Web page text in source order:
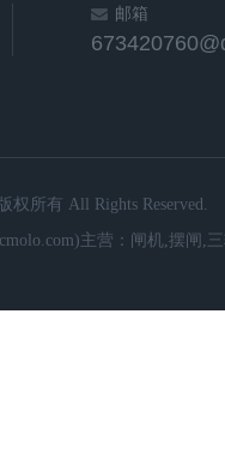
邮箱
所有 All Rights Reserved.
主营：闸机,摆闸,